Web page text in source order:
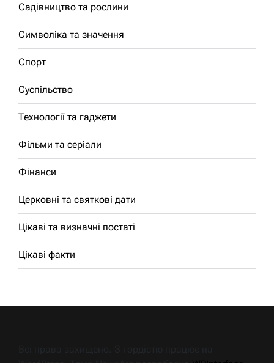
Садівництво та рослини
Символіка та значення
Спорт
Суспільство
Технології та гаджети
Фільми та серіали
Фінанси
Церковні та святкові дати
Цікаві та визначні постаті
Цікаві факти